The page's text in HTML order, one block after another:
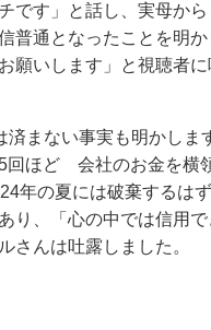
です」と話し、実母か
普通となったことを明
願いします」と視聴者に
済まない事実も明かし
5回ほど 会社のお金を横
年の夏には破棄するは
り、「心の中では信用
さんは吐露しました。